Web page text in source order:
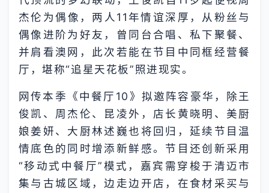
杰伦为偶像，两人11年情谊深厚，从粉丝与
偶像进阶为好友，曾同台合唱、私下聚餐、
并肩看澳网，此次若能在节目中同框经营餐
厅，堪称“追星天花板”照进现实。
网传本季《中餐厅10》拟邀阵容豪华，除王
俊凯、周杰伦、昆凌外，店长黄晓明、美厨
娘姜妍、大厨林述巍也将回归，延续节目温
情底色的同时增添新鲜感。节目还创新采用
“移动式中餐厅”模式，嘉宾需穿梭于清迈市
集与古城区域，边走边开店，在食材采买与